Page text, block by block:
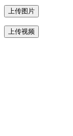
上传图片
上传视频